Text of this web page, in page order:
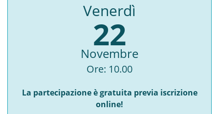
Venerdì
22
Novembre
Ore: 10.00
La partecipazione è gratuita previa iscrizione
online!